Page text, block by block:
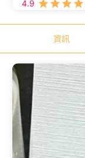
4.9
資訊